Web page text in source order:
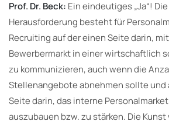
Prof. Dr. Beck: Ein eindeutiges „Ja“!
Herausforderung besteht für
Recruiting auf der einen Seite darin,
Bewerbermarkt in einer wirtschaftlich
zu kommunizieren, auch wenn die
Stellenangebote abnehmen sollte und
Seite darin, das interne
auszubauen bzw. zu stärken. Die